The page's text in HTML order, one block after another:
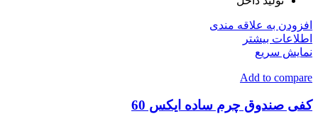
افزودن به علاقه مندی
اطلاعات بیشتر
نمایش سریع
Add to compare
کفی صندوق چرم ساده ایکس 60